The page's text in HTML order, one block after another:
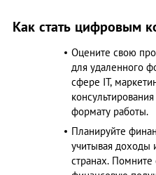
Как стать цифровым
Оцените свою
для удаленного
сфере IT,
формату работы.
Планируйте
учитывая доходы
странах.